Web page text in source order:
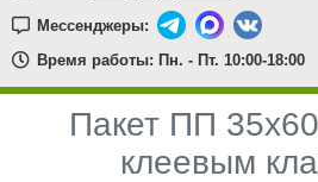
Мессенджеры:
Время работы: Пн. - Пт. 10:00-18:00
Пакет ПП
клеевым